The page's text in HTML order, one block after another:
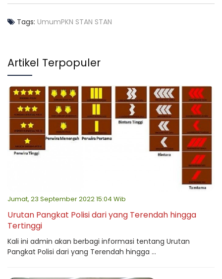
Tags: UmumPKN STAN STAN
Artikel Terpopuler
Jumat, 23 September 2022 15:04 Wib
Urutan Pangkat Polisi dari yang Terendah hingga
Tertinggi
Kali ini admin akan berbagi informasi tentang Urutan
Pangkat Polisi dari yang Terendah hingga ...